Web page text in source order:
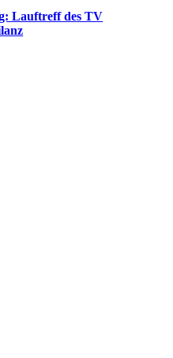
Lauftreff des TV